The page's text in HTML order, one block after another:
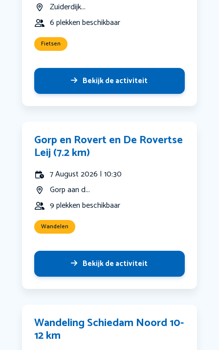
Zuiderdijk...
6 plekken beschikbaar
Fietsen
Bekijk de activiteit
Gorp en Rovert en De Rovertse
Leij (7.2 km)
7 August 2026 | 10:30
Gorp aan d...
9 plekken beschikbaar
Wandelen
Bekijk de activiteit
Wandeling Schiedam Noord 10-
12 km